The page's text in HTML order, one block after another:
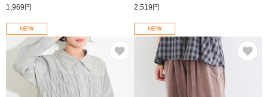
1,969円 2,519円
NEW
お気に入り
NEW